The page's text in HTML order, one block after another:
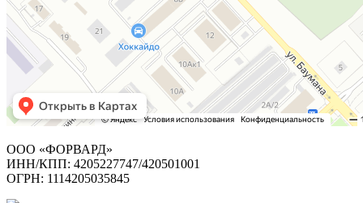
ООО «ФОРВАРД»
ИНН/КПП: 4205227747/420501001
ОГРН: 1114205035845